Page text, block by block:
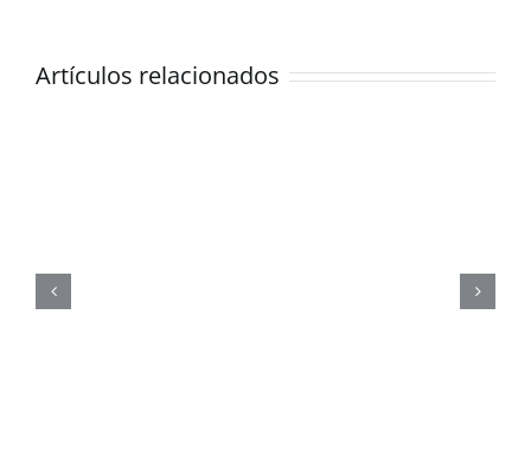
Artículos relacionados
a